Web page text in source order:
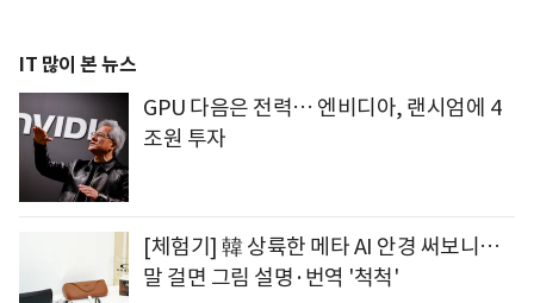
IT 많이 본 뉴스
GPU 다음은 전력… 엔비디아, 랜시엄에 4
조원 투자
[체험기] 韓 상륙한 메타 AI 안경 써보니…
말 걸면 그림 설명·번역 '척척'